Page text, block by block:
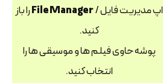
اپ مدیریت فایل /File Managerرا باز
کنید.
پوشه حاوی فیلم‌ ها و موسیقی‌ ها را
انتخاب کنید.